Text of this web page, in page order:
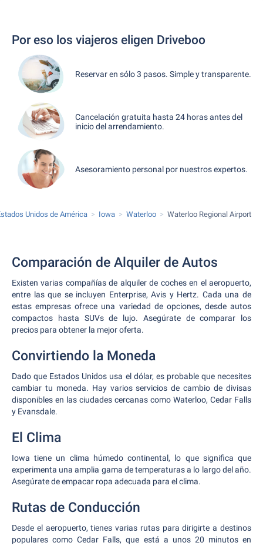
Por eso los viajeros eligen Driveboo
Reservar en sólo 3 pasos. Simple y transparente.
Cancelación gratuita hasta 24 horas antes del
inicio del arrendamiento.
Asesoramiento personal por nuestros expertos.
Unidos de América Iowa Waterloo Waterloo Regional Airport
Comparación de Alquiler de Autos
Existen varias compañías de alquiler de coches en el aeropuerto,
entre las que se incluyen Enterprise, Avis y Hertz. Cada una de
estas empresas ofrece una variedad de opciones, desde autos
compactos hasta SUVs de lujo. Asegúrate de comparar los
precios para obtener la mejor oferta.
Convirtiendo la Moneda
Dado que Estados Unidos usa el dólar, es probable que necesites
cambiar tu moneda. Hay varios servicios de cambio de divisas
disponibles en las ciudades cercanas como Waterloo, Cedar Falls
y Evansdale.
El Clima
Iowa tiene un clima húmedo continental, lo que significa que
experimenta una amplia gama de temperaturas a lo largo del año.
Asegúrate de empacar ropa adecuada para el clima.
Rutas de Conducción
Desde el aeropuerto, tienes varias rutas para dirigirte a destinos
populares como Cedar Falls, que está a unos 20 minutos en